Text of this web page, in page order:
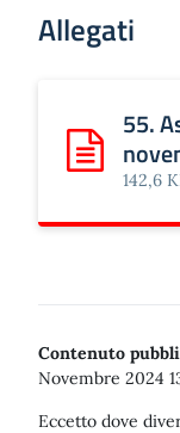
Allegati
Scarica: 55.
55.
142,6
Contenuto
Novembre 2024
Eccetto dove